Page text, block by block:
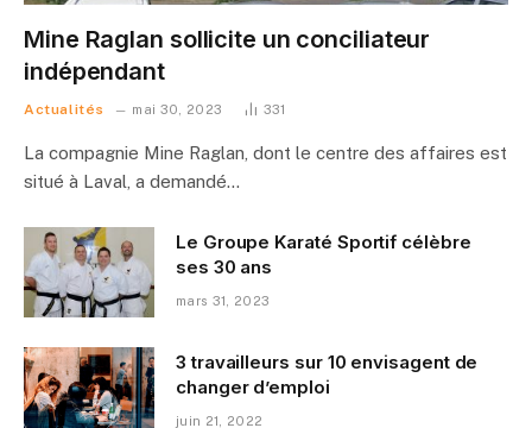
Mine Raglan sollicite un conciliateur
indépendant
Actualités mai 30, 2023 331
La compagnie Mine Raglan, dont le centre des affaires est
situé à Laval, a demandé…
Le Groupe Karaté Sportif célèbre
ses 30 ans
mars 31, 2023
3 travailleurs sur 10 envisagent de
changer d’emploi
juin 21, 2022